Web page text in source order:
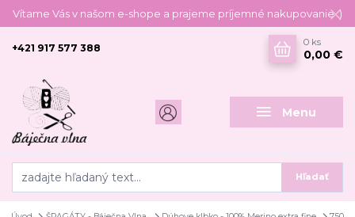
Vítame Vás v našom e-shope a prajeme príjemné nakupovanie :)
Menu
Hľadať
+421 917 577 388
0 ks
0,00 €